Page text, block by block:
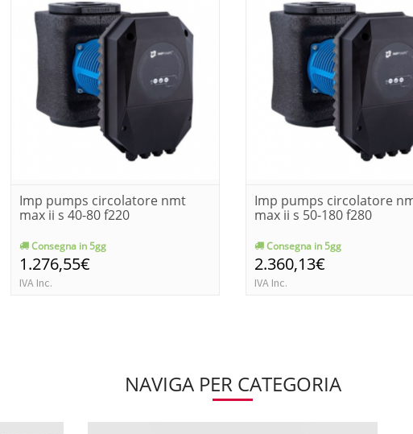
Imp pumps circolatore nmt
max ii s 40-80 f220
Consegna in 5gg
1.276,55€
IVA Inc.
Imp pumps circolatore
max ii s 50-180 f280
Consegna in 5gg
2.360,13€
IVA Inc.
NAVIGA PER CATEGORIA